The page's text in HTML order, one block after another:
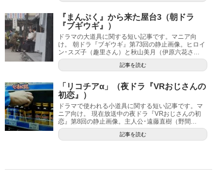
『まんぷく』から来た屋台3（朝ドラ
『ブギウギ』）
ドラマの大道具に関する短い記事です。マニア向
け。 朝ドラ『ブギウギ』第73回の静止画像。ヒロイ
ン･スズ子（趣里さん）と秋山美月（伊原六花さ...
記事を読む
「リコチアα」（夜ドラ『VRおじさんの
初恋』）
ドラマで使われる小道具に関する短い記事です。マ
ニア向け。 現在放送中の夜ドラ『VRおじさんの初
恋』第8回の静止画像。主人公･遠藤直樹（野間...
記事を読む